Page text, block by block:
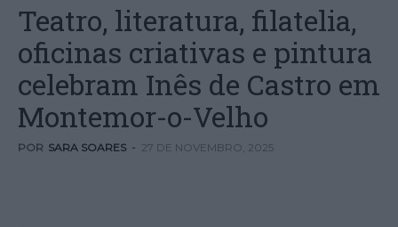
Teatro, literatura, filatelia,
oficinas criativas e pintura
celebram Inês de Castro em
Montemor-o-Velho
POR SARA SOARES - 27 DE NOVEMBRO, 2025